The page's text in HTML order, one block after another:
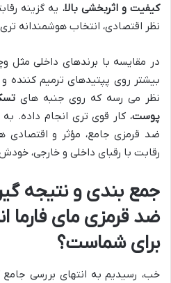
کیفیت و اثربخشی بالا، یه گزینه
نظر اقتصادی، انتخاب هوشمندانه
در مقایسه با برندهای داخلی مثل
بیشتر روی پپتیدهای ترمیم کننده و
نظر می رسه که روی جنبه های
پوست، کار قوی تری انجام داده.
ضد قرمزی جامع، مؤثر و اقتصادی
رقابت با رقبای داخلی و خارجی،
جمع بندی و نتیجه
ضد قرمزی مای فارما
برای شماست؟
خب، رسیدیم به انتهای بررسی